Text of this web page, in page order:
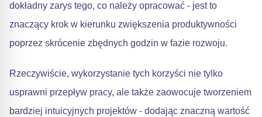
dokładny zarys tego, co należy opracować - jest to
znaczący krok w kierunku zwiększenia produktywności
poprzez skrócenie zbędnych godzin w fazie rozwoju.
Rzeczywiście, wykorzystanie tych korzyści nie tylko
usprawni przepływ pracy, ale także zaowocuje tworzeniem
bardziej intuicyjnych projektów - dodając znaczną wartość